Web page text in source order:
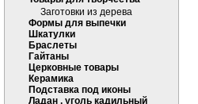
Заготовки из дерева
Формы для выпечки
Шкатулки
Браслеты
Гайтаны
Церковные товары
Керамика
Подставка под иконы
Ладан , уголь кадильный